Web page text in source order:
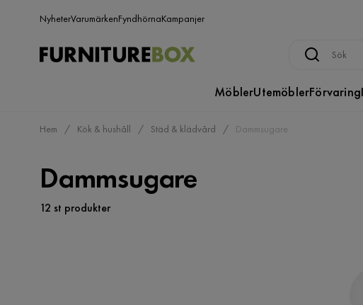
NyheterVarumärkenFyndhörnaKampanjer
MöblerUtemöblerFörvaring
Hem Kök & hushåll Städ & klädvård Dammsugare
Dammsugare
12 st produkter